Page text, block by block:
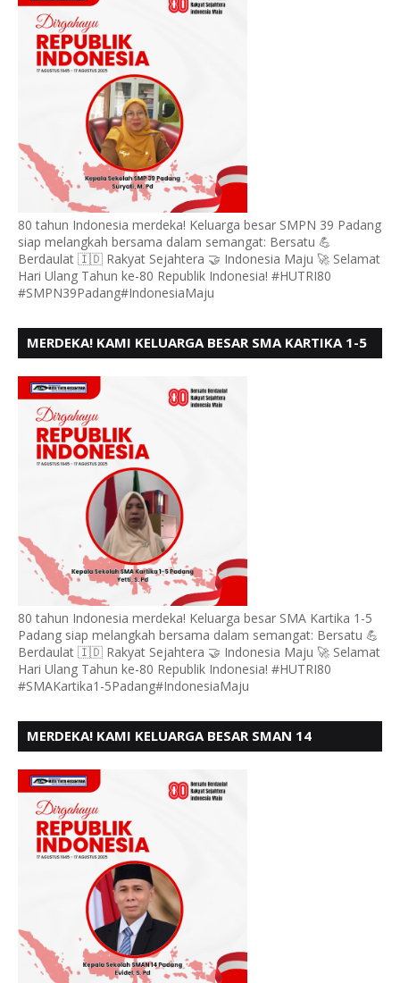
80 tahun Indonesia merdeka! Keluarga besar SMPN 39 Padang
siap melangkah bersama dalam semangat: Bersatu 💪
Berdaulat 🇮🇩 Rakyat Sejahtera 🤝 Indonesia Maju 🚀 Selamat
Hari Ulang Tahun ke-80 Republik Indonesia! #HUTRI80
#SMPN39Padang#IndonesiaMaju
MERDEKA! KAMI KELUARGA BESAR SMA KARTIKA 1-5
BERSATU BERD
80 tahun Indonesia merdeka! Keluarga besar SMA Kartika 1-5
Padang siap melangkah bersama dalam semangat: Bersatu 💪
Berdaulat 🇮🇩 Rakyat Sejahtera 🤝 Indonesia Maju 🚀 Selamat
Hari Ulang Tahun ke-80 Republik Indonesia! #HUTRI80
#SMAKartika1-5Padang#IndonesiaMaju
MERDEKA! KAMI KELUARGA BESAR SMAN 14